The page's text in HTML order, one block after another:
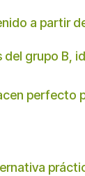
a partir
grupo B,
perfecto